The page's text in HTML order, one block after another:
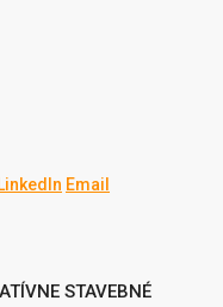
LinkedIn Email
STAVEBNÉ